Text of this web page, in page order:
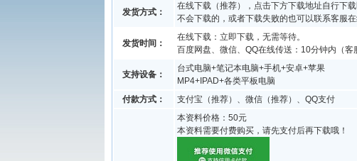
发货方式：
在线下载（推荐），点击下方下载地址自行下
不会下载的，或者下载失败的也可以联系客服在
发货时间：
在线下载：立即下载，无需等待。
百度网盘、微信、QQ在线传送：10分钟内（客
支持设备：
台式电脑+笔记本电脑+手机+安卓+苹果
MP4+IPAD+各类平板电脑
付款方式：
支付宝（推荐）、微信（推荐）、QQ支付
本资料价格：50元
本资料需要付费购买，请先支付后再下载哦！